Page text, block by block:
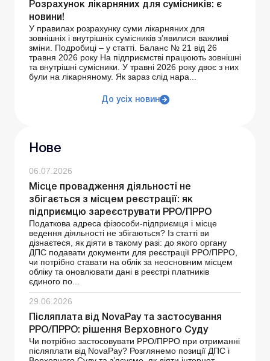
Розрахунок лікарняних для сумісників: є
новини!
У правилах розрахунку суми лікарняних для
зовнішніх і внутрішніх сумісників з’явилися важливі
зміни. Подробиці – у статті. Баланс № 21 від 26
травня 2026 року На підприємстві працюють зовнішні
та внутрішні сумісники. У травні 2026 року двоє з них
були на лікарняному. Як зараз слід нара...
До усіх новин
Нове
06.07.2026
Місце провадження діяльності не
збігається з місцем реєстрації: як
підприємцю зареєструвати РРО/ПРРО
Податкова адреса фізособи-підприємця і місце
ведення діяльності не збігаються? Із статті ви
дізнаєтеся, як діяти в такому разі: до якого органу
ДПС подавати документи для реєстрації РРО/ПРРО,
чи потрібно ставати на облік за неосновним місцем
обліку та оновлювати дані в реєстрі платників
єдиного по...
29.06.2026
Післяплата від NovaРay та застосування
РРО/ПРРО: рішення Верховного Суду
Чи потрібно застосовувати РРО/ПРРО при отриманні
післяплати від NovaPay? Розглянемо позиції ДПС і